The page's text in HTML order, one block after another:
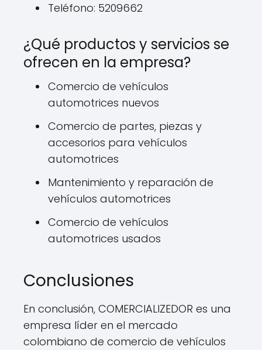
Teléfono: 5209662
¿Qué productos y servicios se
ofrecen en la empresa?
Comercio de vehículos
automotrices nuevos
Comercio de partes, piezas y
accesorios para vehículos
automotrices
Mantenimiento y reparación de
vehículos automotrices
Comercio de vehículos
automotrices usados
Conclusiones
En conclusión, COMERCIALIZEDOR es una
empresa líder en el mercado
colombiano de comercio de vehículos